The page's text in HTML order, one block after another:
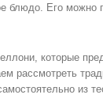
блюдо. Его можно
которые
рассмотреть
из